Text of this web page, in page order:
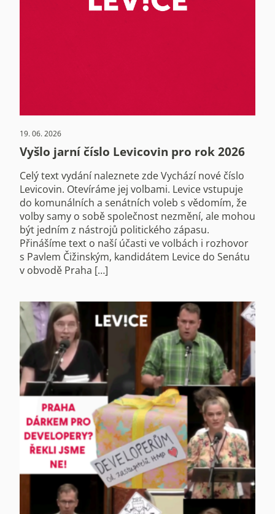
19. 06. 2026
Vyšlo jarní číslo Levicovin pro rok 2026
Celý text vydání naleznete zde Vychází nové číslo
Levicovin. Otevíráme jej volbami. Levice vstupuje
do komunálních a senátních voleb s vědomím, že
volby samy o sobě společnost nezmění, ale mohou
být jedním z nástrojů politického zápasu.
Přinášíme text o naší účasti ve volbách i rozhovor
s Pavlem Čižinským, kandidátem Levice do Senátu
v obvodě Praha […]